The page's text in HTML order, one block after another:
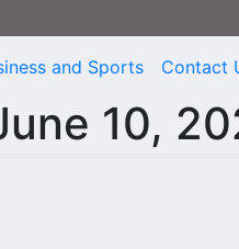
and Sports Contact
10,